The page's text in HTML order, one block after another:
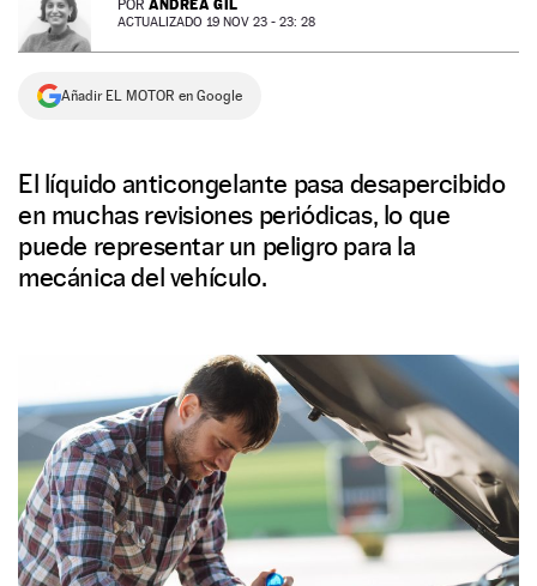
NEWSLETTER
SÍGUENOS
POR ANDREA GIL
ACTUALIZADO 19 NOV 23 - 23: 28
Añadir EL MOTOR en Google
El líquido anticongelante pasa desapercibido
en muchas revisiones periódicas, lo que
puede representar un peligro para la
mecánica del vehículo.